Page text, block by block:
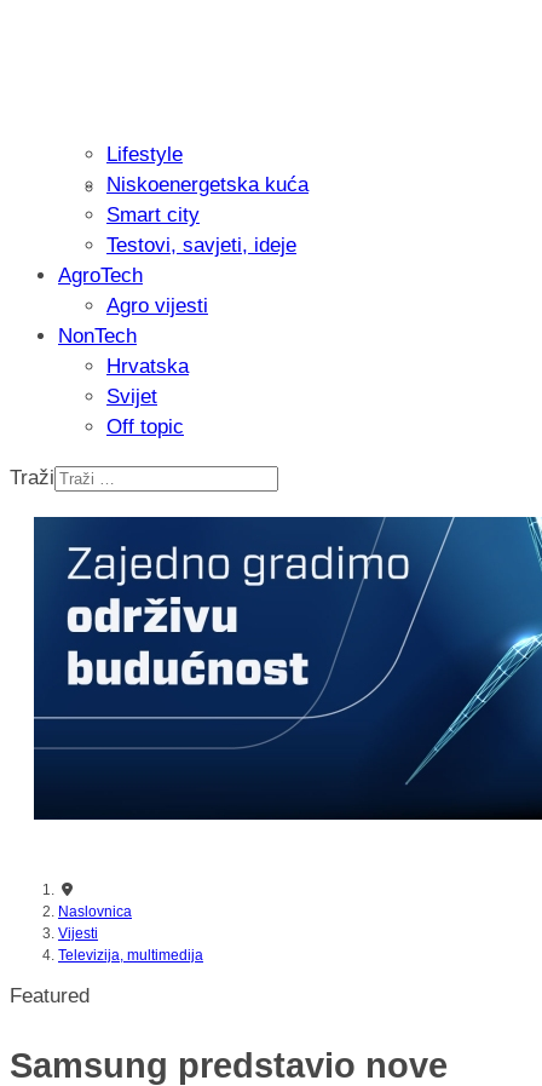
Isprobali smo: Thermostar
Recenzija: Einhell Professional CP-
nikada prije
Lifestyle
Niskoenergetska kuća
Smart city
Testovi, savjeti, ideje
AgroTech
Agro vijesti
NonTech
Hrvatska
Svijet
Off topic
Traži
Naslovnica
Vijesti
Televizija, multimedija
Featured
Samsung predstavio nove